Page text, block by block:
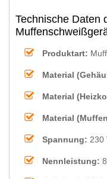
Technische Daten
Produktart:
Material
Material
Material
Spannung: 230
Nennleistung: